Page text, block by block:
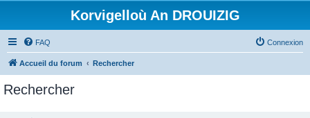
Korvigelloù An DROUIZIG
FAQ Connexion
Accueil du forum Rechercher
Rechercher